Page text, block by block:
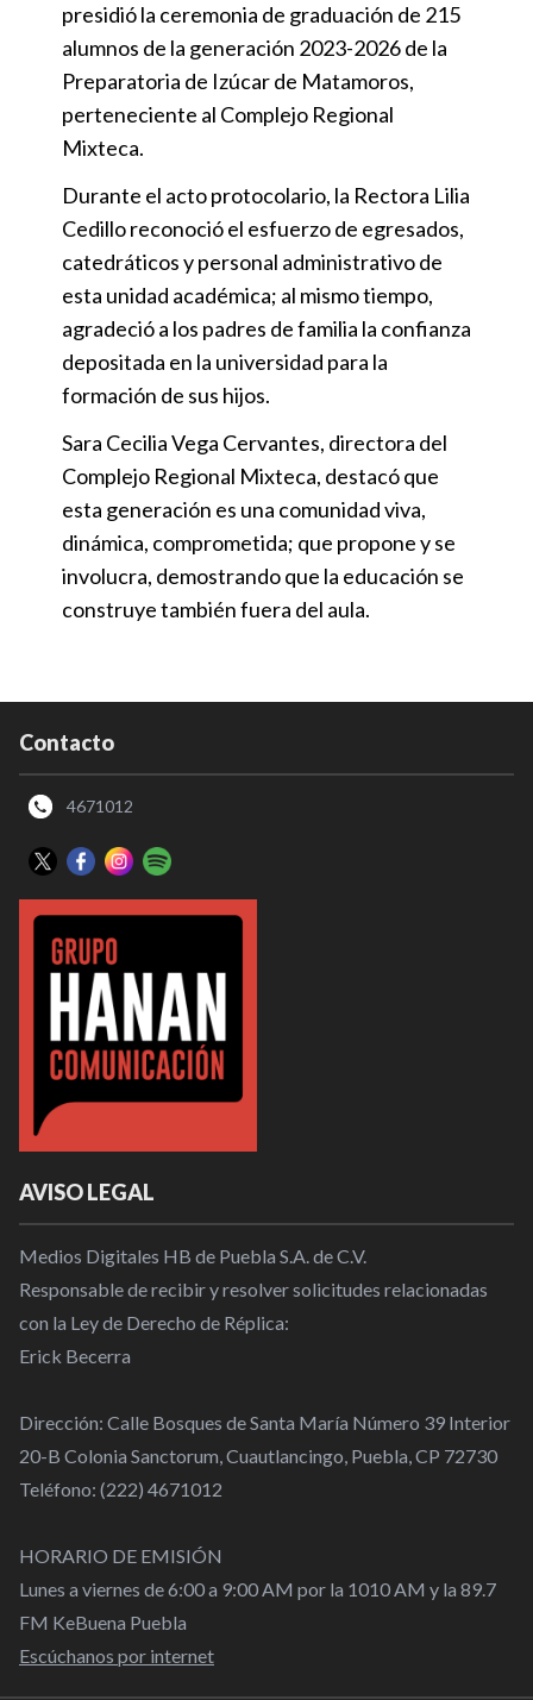
presidió la ceremonia de graduación de 215
alumnos de la generación 2023-2026 de la
Preparatoria de Izúcar de Matamoros,
perteneciente al Complejo Regional
Mixteca.
Durante el acto protocolario, la Rectora Lilia
Cedillo reconoció el esfuerzo de egresados,
catedráticos y personal administrativo de
esta unidad académica; al mismo tiempo,
agradeció a los padres de familia la confianza
depositada en la universidad para la
formación de sus hijos.
Sara Cecilia Vega Cervantes, directora del
Complejo Regional Mixteca, destacó que
esta generación es una comunidad viva,
dinámica, comprometida; que propone y se
involucra, demostrando que la educación se
construye también fuera del aula.
Contacto
4671012
AVISO LEGAL
Medios Digitales HB de Puebla S.A. de C.V.
Responsable de recibir y resolver solicitudes relacionadas
con la Ley de Derecho de Réplica:
Erick Becerra
Dirección: Calle Bosques de Santa María Número 39 Interior
20-B Colonia Sanctorum, Cuautlancingo, Puebla, CP 72730
Teléfono: (222) 4671012
HORARIO DE EMISIÓN
Lunes a viernes de 6:00 a 9:00 AM por la 1010 AM y la 89.7
FM KeBuena Puebla
Escúchanos por internet